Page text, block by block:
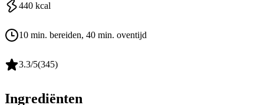
440 kcal
10 min. bereiden, 40 min. oventijd
3.3/5(345)
Ingrediënten